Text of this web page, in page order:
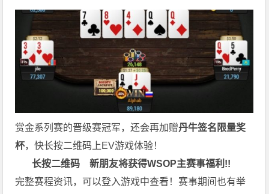
赏金系列赛的晋级赛冠军，还会再加赠丹牛签名限量奖
杯，快长按二维码上EV游戏体验！
长按二维码新朋友将获得WSOP主赛事福利!!
完整赛程资讯，可以登入游戏中查看！赛事期间也有举